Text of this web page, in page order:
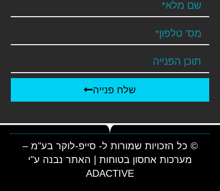
שלח פנייה
© כל הזכויות שמורות ל- סייפ-לוקר בע"מ –
מערכות אחסון בטוחות | האתר נבנה ע"י
ADACTIVE